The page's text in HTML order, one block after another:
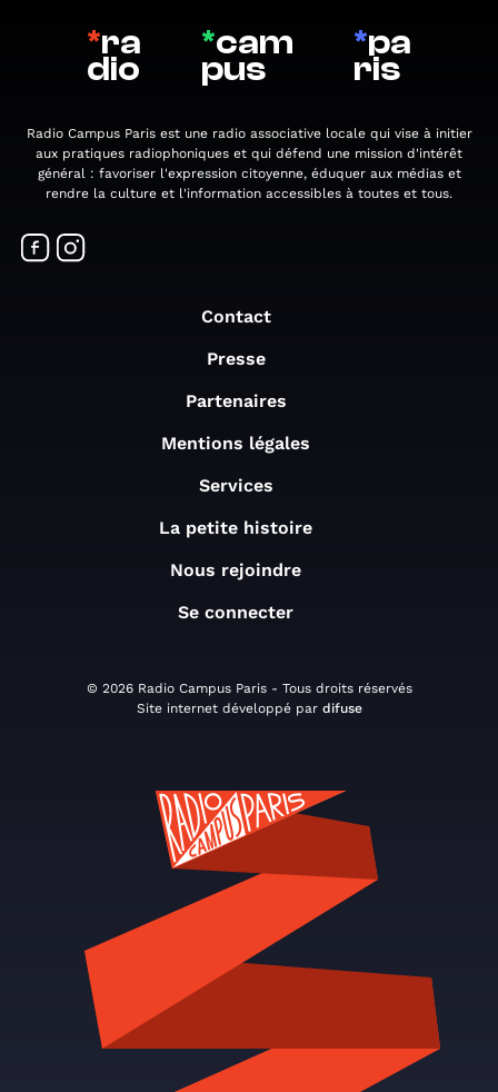
*ra
dio
*cam
pus
*pa
ris
Radio Campus Paris est une radio associative locale qui vise à initier
aux pratiques radiophoniques et qui défend une mission d'intérêt
général : favoriser l'expression citoyenne, éduquer aux médias et
rendre la culture et l'information accessibles à toutes et tous.
Contact
Presse
Partenaires
Mentions légales
Services
La petite histoire
Nous rejoindre
Se connecter
© 2026 Radio Campus Paris - Tous droits réservés
Site internet développé par difuse